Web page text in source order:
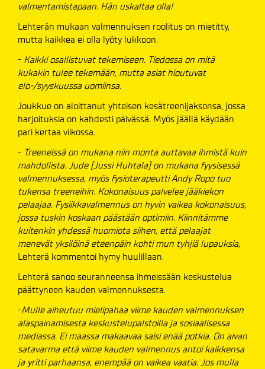
valmentamistapaan. Hän uskaltaa olla!
Lehterän mukaan valmennuksen roolitus on mietitty,
mutta kaikkea ei olla lyöty lukkoon.
- Kaikki osallistuvat tekemiseen. Tiedossa on mitä
kukakin tulee tekemään, mutta asiat hioutuvat
elo-/syyskuussa uomiinsa.
Joukkue on aloittanut yhteisen kesätreenijaksonsa, jossa
harjoituksia on kahdesti päivässä. Myös jäällä käydään
pari kertaa viikossa.
- Treeneissä on mukana niin monta auttavaa ihmistä kuin
mahdollista. Jude (Jussi Huhtala) on mukana fyysisessä
valmennuksessa, myös fysioterapeutti Andy Ropo tuo
tukensa treeneihin. Kokonaisuus palvelee jääkiekon
pelaajaa. Fysiikkavalmennus on hyvin vaikea kokonaisuus,
jossa tuskin koskaan päästään optimiin. Kiinnitämme
kuitenkin yhdessä huomiota siihen, että pelaajat
menevät yksilöinä eteenpäin kohti mun tyhjiä lupauksia,
Lehterä kommentoi hymy huulillaan.
Lehterä sanoo seuranneensa ihmeissään keskustelua
päättyneen kauden valmennuksesta.
-Mulle aiheutuu mielipahaa viime kauden valmennuksen
alaspainamisesta keskustelupalstoilla ja sosiaalisessa
mediassa. Ei maassa makaavaa saisi enää potkia. On aivan
satavarma että viime kauden valmennus antoi kaikkensa
ja yritti parhaansa, enempää on vaikea vaatia. Jos mulla